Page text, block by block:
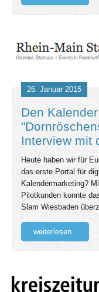
26. Januar 2015
Den
Interview mit
Heute haben wir für
das erste Portal für
Kalendermarketing?
Pilotkunden konnte
Slam Wiesbaden
weiterlesen